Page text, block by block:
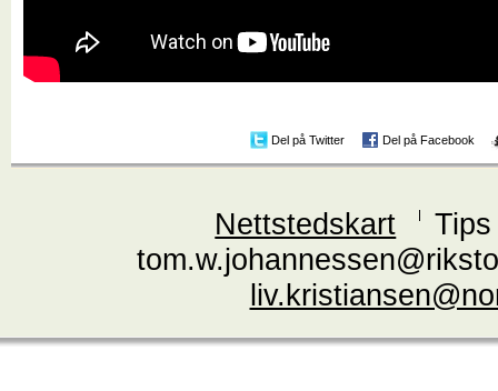
Del på Twitter Del på Facebook
Nettstedskart